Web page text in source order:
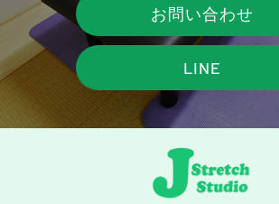
お問い合わせ
LINE